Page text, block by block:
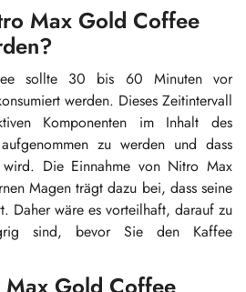
Max Gold Coffee
sollte 30 bis 60 Minuten vor
werden. Dieses Zeitintervall
Komponenten im Inhalt des
zu werden und dass
Die Einnahme von Nitro Max
Magen trägt dazu bei, dass seine
Daher wäre es vorteilhaft, darauf zu
sind, bevor Sie den Kaffee